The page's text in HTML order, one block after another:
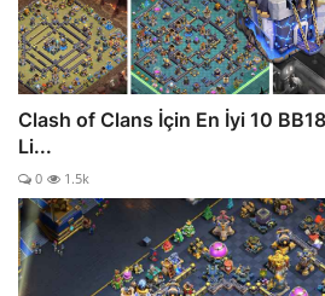
Clash of Clans İçin En İyi 10
Li...
0 1.5k